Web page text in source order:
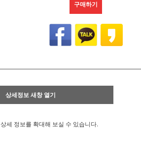
구매하기
상세정보 새창 열기
상세 정보를 확대해 보실 수 있습니다.